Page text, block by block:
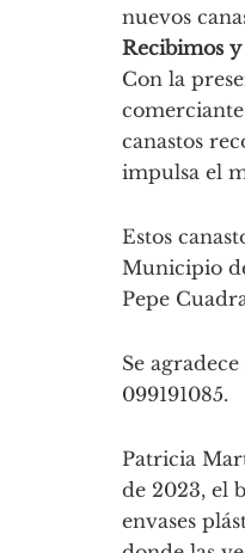
nuevos
Recibimos
Con la
canastos
impulsa el
Estos
Municipio
Pepe
Se
099191085.
Patricia
de 2023, el
envases